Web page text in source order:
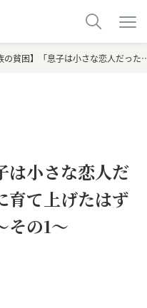
の貧困】「息子は小さな恋人だっ
は小さな恋人だ
て上げたはず
その1～